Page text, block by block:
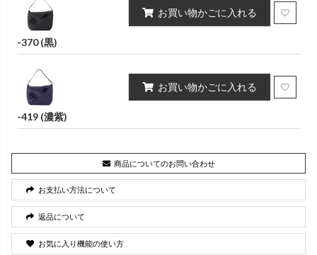
-370 (黒)
お買い物かごに入れる
-419 (濃紫)
お買い物かごに入れる
商品についてのお問い合わせ
お支払い方法について
返品について
お気に入り機能の使い方